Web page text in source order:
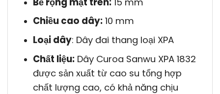
Chiều cao dây:10 mm
Loại dây: Dây đai thang loại XPA
Chất liệu:Dây Curoa Sanwu XPA 1832
được sản xuất từ cao su tổng hợp
chất lượng cao, có khả năng chịu